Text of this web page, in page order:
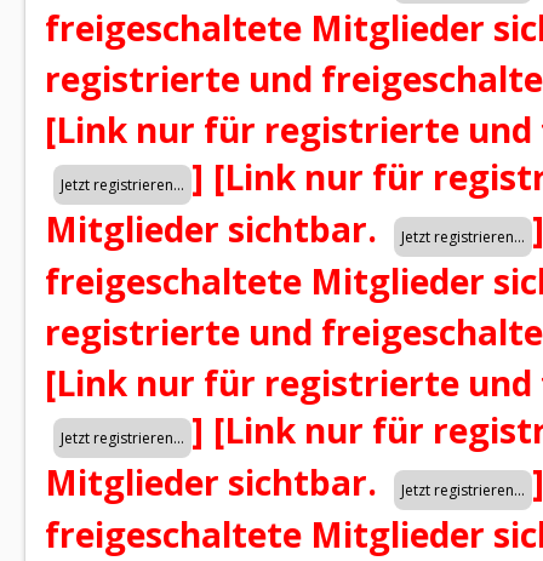
freigeschaltete Mitglieder
registrierte und
[Link nur für registrierte
] [Link nur für
Mitglieder sichtbar.
]
freigeschaltete Mitglieder
registrierte und
[Link nur für registrierte
] [Link nur für
Mitglieder sichtbar.
]
freigeschaltete Mitglieder